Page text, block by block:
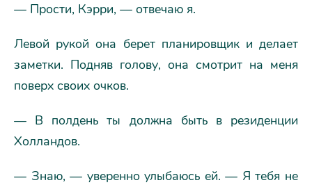
— Прости, Кэрри, — отвечаю я.
Левой рукой она берет планировщик и делает
заметки. Подняв голову, она смотрит на меня
поверх своих очков.
— В полдень ты должна быть в резиденции
Холландов.
— Знаю, — уверенно улыбаюсь ей. — Я тебя не